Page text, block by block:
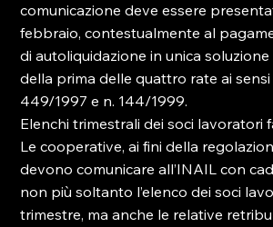
comunicazione deve essere
febbraio, contestualmente al
di autoliquidazione in unica
della prima delle quattro rate ai
449/1997 e n. 144/1999.
Elenchi trimestrali dei soci lavoratori
Le cooperative, ai fini della
devono comunicare all’INAIL con
non più soltanto l’elenco dei soci
trimestre, ma anche le relative